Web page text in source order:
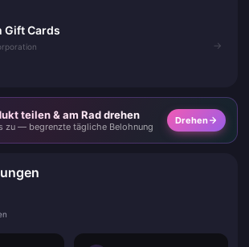
Gift Cards
→
teilen & am Rad drehen
Gutscheine bis zu — begrenzte tägliche Belohnung
Drehen